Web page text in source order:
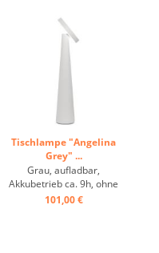
Tischlampe "Angelina
Grey" ...
Grau, aufladbar,
Akkubetrieb ca. 9h, ohne
Stecker, Innenbereich ...
101,00 €